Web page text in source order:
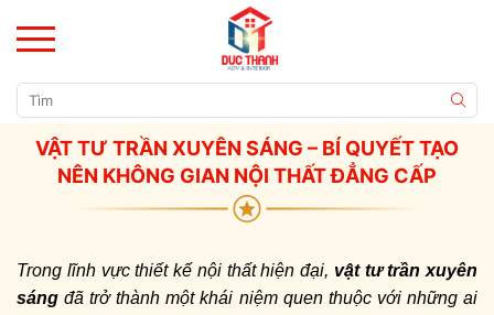
VẬT TƯ TRẦN XUYÊN SÁNG – BÍ QUYẾT TẠO
NÊN KHÔNG GIAN NỘI THẤT ĐẲNG CẤP
Trong lĩnh vực thiết kế nội thất hiện đại, vật tư trần xuyên
sáng đã trở thành một khái niệm quen thuộc với những ai